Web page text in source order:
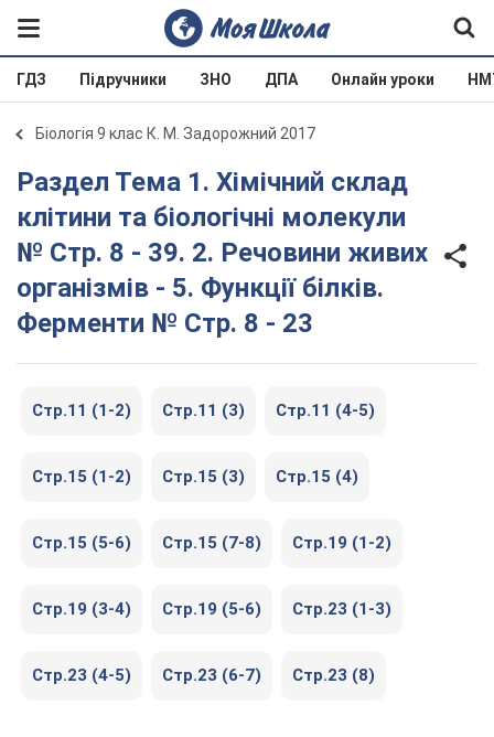
ГДЗ Підручники ЗНО ДПА Онлайн уроки
Біологія 9 клас К. М. Задорожний 2017
Раздел Тема 1. Хімічний склад
клітини та біологічні молекули
№ Стр. 8 - 39. 2. Речовини живих
організмів - 5. Функції білків.
Ферменти № Стр. 8 - 23
Стр.11 (1-2) Стр.11 (3) Стр.11 (4-5)
Стр.15 (1-2) Стр.15 (3) Стр.15 (4)
Стр.15 (5-6) Стр.15 (7-8) Стр.19 (1-2)
Стр.19 (3-4) Стр.19 (5-6) Стр.23 (1-3)
Стр.23 (4-5) Стр.23 (6-7) Стр.23 (8)